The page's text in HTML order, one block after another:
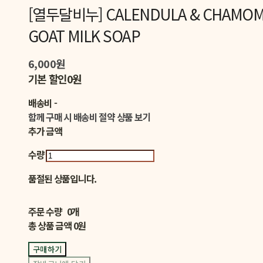
[열두달비누] CALENDULA &
GOAT MILK SOAP
6,000원
기본 할인0원
배송비-
함께 구매 시 배송비 절약 상품 보기
추가 금액
수량
품절된 상품입니다.
주문 수량 0개
총 상품 금액0원
구매하기